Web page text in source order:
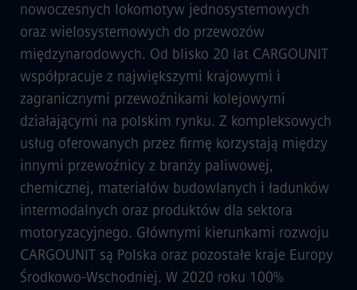
nowoczesnych lokomotyw jednosystemowych
oraz wielosystemowych do przewozów
międzynarodowych. Od blisko 20 lat CARGOUNIT
współpracuje z największymi krajowymi i
zagranicznymi przewoźnikami kolejowymi
działającymi na polskim rynku. Z kompleksowych
usług oferowanych przez firmę korzystają między
innymi przewoźnicy z branży paliwowej,
chemicznej, materiałów budowlanych i ładunków
intermodalnych oraz produktów dla sektora
motoryzacyjnego. Głównymi kierunkami rozwoju
CARGOUNIT są Polska oraz pozostałe kraje Europy
Środkowo-Wschodniej. W 2020 roku 100%